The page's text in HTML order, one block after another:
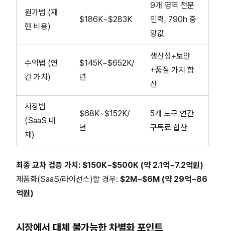
원가법 (재
현 비용)
$186K~$283K
9개 영역 전문
인력, 790h 중
앙값
수익법 (연
간 가치)
$145K~$652K/
년
생산성+보안
+품질 가치 합
산
시장법
(SaaS 대
체)
$68K~$152K/
년
5개 도구 연간
구독료 합산
최종 교차 검증 가치: $150K~$500K (약 2.1억~7.2억원)
제품화(SaaS/라이선스)할 경우: $2M~$6M (약 29억~86
억원)
시장에서 대체 불가능한 차별화 포인트